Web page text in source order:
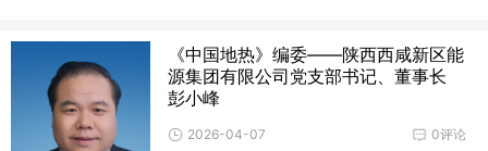
《中国地热》编委——陕西西咸新区能
源集团有限公司党支部书记、董事长
彭小峰
0评论
2026-04-07